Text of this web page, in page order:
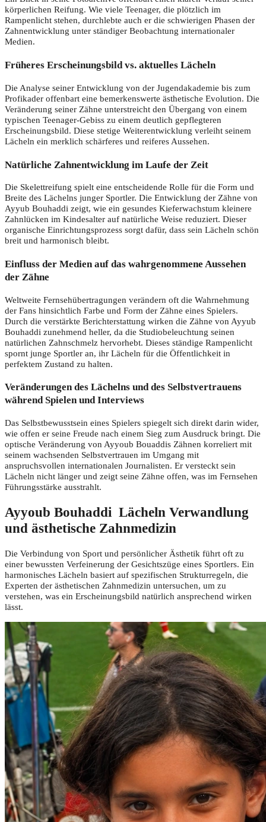
körperlichen Reifung. Wie viele Teenager, die plötzlich im
Rampenlicht stehen, durchlebte auch er die schwierigen Phasen der
Zahnentwicklung unter ständiger Beobachtung internationaler
Medien.
Früheres Erscheinungsbild vs. aktuelles Lächeln
Die Analyse seiner Entwicklung von der Jugendakademie bis zum
Profikader offenbart eine bemerkenswerte ästhetische Evolution. Die
Veränderung seiner Zähne unterstreicht den Übergang von einem
typischen Teenager-Gebiss zu einem deutlich gepflegteren
Erscheinungsbild. Diese stetige Weiterentwicklung verleiht seinem
Lächeln ein merklich schärferes und reiferes Aussehen.
Natürliche Zahnentwicklung im Laufe der Zeit
Die Skelettreifung spielt eine entscheidende Rolle für die Form und
Breite des Lächelns junger Sportler. Die Entwicklung der Zähne von
Ayyub Bouhaddi zeigt, wie ein gesundes Kieferwachstum kleinere
Zahnlücken im Kindesalter auf natürliche Weise reduziert. Dieser
organische Einrichtungsprozess sorgt dafür, dass sein Lächeln schön
breit und harmonisch bleibt.
Einfluss der Medien auf das wahrgenommene Aussehen
der Zähne
Weltweite Fernsehübertragungen verändern oft die Wahrnehmung
der Fans hinsichtlich Farbe und Form der Zähne eines Spielers.
Durch die verstärkte Berichterstattung wirken die Zähne von Ayyub
Bouhaddi zunehmend heller, da die Studiobeleuchtung seinen
natürlichen Zahnschmelz hervorhebt. Dieses ständige Rampenlicht
spornt junge Sportler an, ihr Lächeln für die Öffentlichkeit in
perfektem Zustand zu halten.
Veränderungen des Lächelns und des Selbstvertrauens
während Spielen und Interviews
Das Selbstbewusstsein eines Spielers spiegelt sich direkt darin wider,
wie offen er seine Freude nach einem Sieg zum Ausdruck bringt. Die
optische Veränderung von Ayyoub Bouaddis Zähnen korreliert mit
seinem wachsenden Selbstvertrauen im Umgang mit
anspruchsvollen internationalen Journalisten. Er versteckt sein
Lächeln nicht länger und zeigt seine Zähne offen, was im Fernsehen
Führungsstärke ausstrahlt.
Ayyoub Bouhaddi Lächeln Verwandlung
und ästhetische Zahnmedizin
Die Verbindung von Sport und persönlicher Ästhetik führt oft zu
einer bewussten Verfeinerung der Gesichtszüge eines Sportlers. Ein
harmonisches Lächeln basiert auf spezifischen Strukturregeln, die
Experten der ästhetischen Zahnmedizin untersuchen, um zu
verstehen, was ein Erscheinungsbild natürlich ansprechend wirken
lässt.